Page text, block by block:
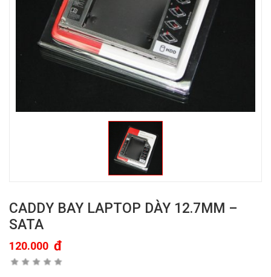
CADDY BAY LAPTOP DÀY 12.7MM –
SATA
120.000 đ